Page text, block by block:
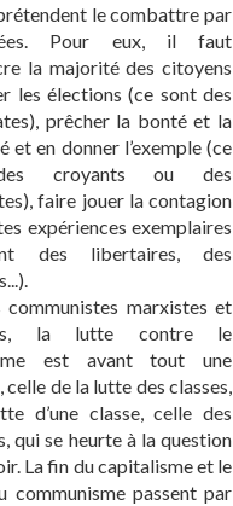
le combattre par
Pour eux, il faut
la majorité des citoyens
les élections (ce sont des
prêcher la bonté et la
et en donner l’exemple (ce
croyants ou des
faire jouer la contagion
expériences exemplaires
des libertaires, des
communistes marxistes et
la lutte contre le
est avant tout une
celle de la lutte des classes,
d’une classe, celle des
qui se heurte à la question
La fin du capitalisme et le
communisme passent par